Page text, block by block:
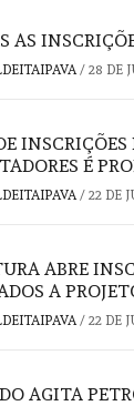
AS
/ 28 DE
É
/ 22 DE
ABRE
A
/ 22 DE
AGITA